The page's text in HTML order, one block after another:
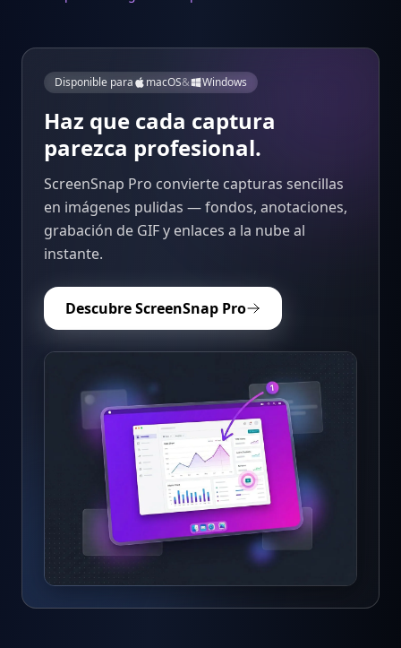
Disponible para macOS& Windows
Haz que cada captura
parezca profesional.
ScreenSnap Pro convierte capturas sencillas
en imágenes pulidas — fondos, anotaciones,
grabación de GIF y enlaces a la nube al
instante.
Descubre ScreenSnap Pro